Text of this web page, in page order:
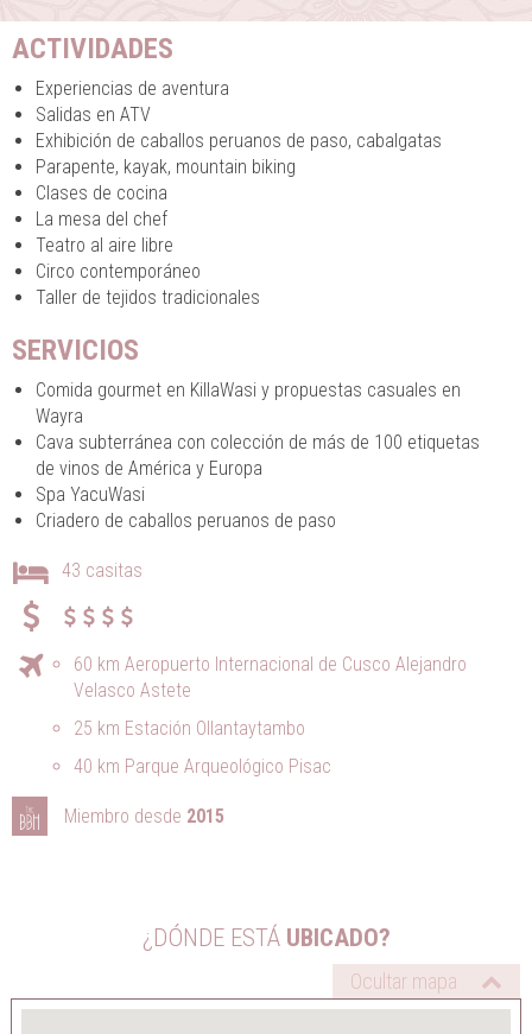
ACTIVIDADES
Experiencias de aventura
Salidas en ATV
Exhibición de caballos peruanos de paso, cabalgatas
Parapente, kayak, mountain biking
Clases de cocina
La mesa del chef
Teatro al aire libre
Circo contemporáneo
Taller de tejidos tradicionales
SERVICIOS
Comida gourmet en KillaWasi y propuestas casuales en
Wayra
Cava subterránea con colección de más de 100 etiquetas
de vinos de América y Europa
Spa YacuWasi
Criadero de caballos peruanos de paso
43 casitas
60 km Aeropuerto Internacional de Cusco Alejandro
Velasco Astete
25 km Estación Ollantaytambo
40 km Parque Arqueológico Pisac
Miembro desde 2015
¿DÓNDE ESTÁUBICADO?